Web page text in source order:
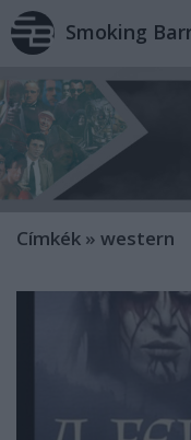
Smoking
Címkék » western